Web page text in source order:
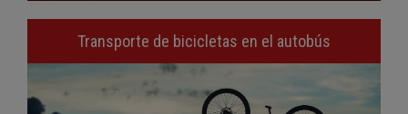
Transporte de bicicletas en el autobús